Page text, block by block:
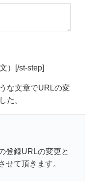
）[/st-step]
な文章でURLの変
た。
登録URLの変更と
せて頂きます。